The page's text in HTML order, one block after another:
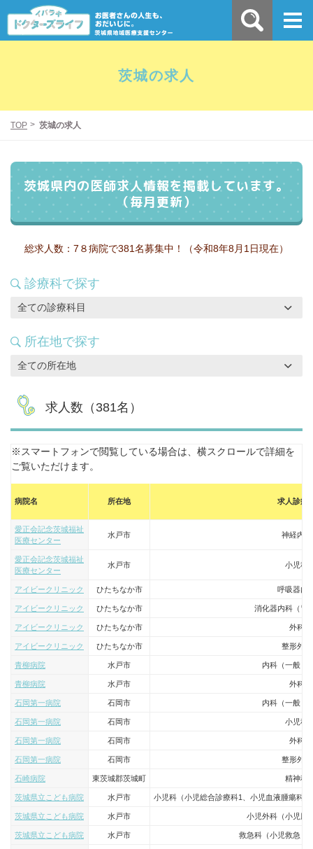
茨城の求人
TOP 茨城の求人
茨城県内の医師求人情報を掲載しています。
（毎月更新）
総求人数： 7８病院で381名募集中！（令和8年8月1日現在）
診療科で探す
全ての診療科目
所在地で探す
全ての所在地
求人数（ 381名）
※スマートフォンで閲覧している場合は、横スクロールで詳細を
ご覧いただけます。
病院名 所在地 求人診療
愛正会記念茨城福祉
医療センター
水戸市 神経内科
愛正会記念茨城福祉
医療センター
水戸市 小児科
アイビークリニック ひたちなか市 呼吸器内
アイビークリニック ひたちなか市 消化器内科（胃
アイビークリニック ひたちなか市 外科
アイビークリニック ひたちなか市 整形外科
青柳病院 水戸市 内科（一般・
青柳病院 水戸市 外科
石岡第一病院 石岡市 内科（一般・
石岡第一病院 石岡市 小児科
石岡第一病院 石岡市 外科
石岡第一病院 石岡市 整形外科
石崎病院 東茨城郡茨城町 精神科
茨城県立こども病院 水戸市 小児科（小児総合診療科1、小児血液腫瘍科1
茨城県立こども病院 水戸市 小児外科（小児脳
茨城県立こども病院 水戸市 救急科（小児救急・